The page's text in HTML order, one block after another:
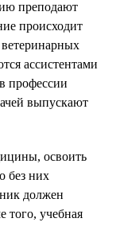
преподают
происходит
ассистентами
профессии
выпускают
освоить
без них
должен
того, учебная